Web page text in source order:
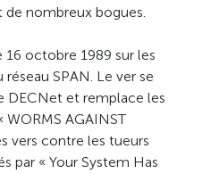
nombreux bogues.
16 octobre 1989 sur les
SPAN. Le ver se
DECNet et remplace les
WORMS AGAINST
vers contre les tueurs
par « Your System Has